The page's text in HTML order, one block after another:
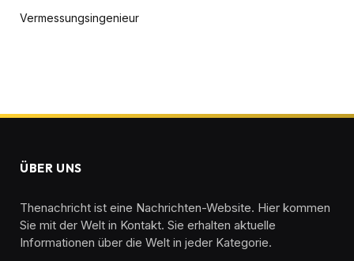
Vermessungsingenieur
ÜBER UNS
Thenachricht ist eine Nachrichten-Website. Hier kommen
Sie mit der Welt in Kontakt. Sie erhalten aktuelle
Informationen über die Welt in jeder Kategorie.